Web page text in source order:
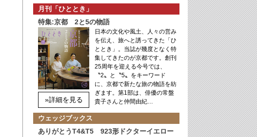
月刊「ひととき」
特集:京都 2と5の物語
»詳細を見る
日本の文化や風土、人々の営み
を伝え、旅へと誘ってきた「ひ
ととき」。当誌が幾度となく特
集してきたのが京都です。創刊
25周年を迎える今号では、
〝2〟と〝5〟をキーワード
に、京都で新たな旅の物語を紡
ぎます。第1部は、俳優の常盤
貴子さんと仲間由紀…
ウェッジブックス
ありがとうT4&T5 923形ドクターイエロー